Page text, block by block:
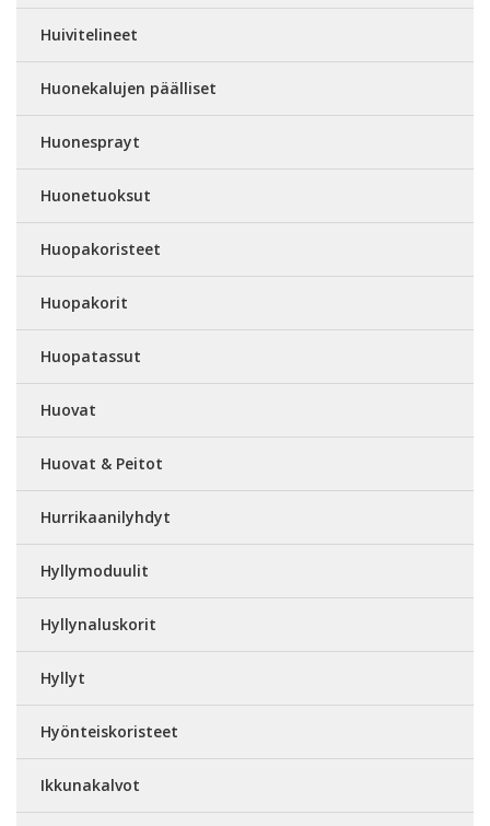
Huivitelineet
Huonekalujen päälliset
Huonesprayt
Huonetuoksut
Huopakoristeet
Huopakorit
Huopatassut
Huovat
Huovat & Peitot
Hurrikaanilyhdyt
Hyllymoduulit
Hyllynaluskorit
Hyllyt
Hyönteiskoristeet
Ikkunakalvot